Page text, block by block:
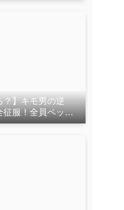
？】キモ男の逆
征服！全員ペット
織も驚く、完全支